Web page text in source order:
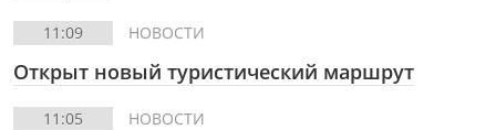
11:09 НОВОСТИ
Открыт новый туристический маршрут
11:05 НОВОСТИ